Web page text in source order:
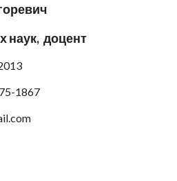
наук, доцент
1867